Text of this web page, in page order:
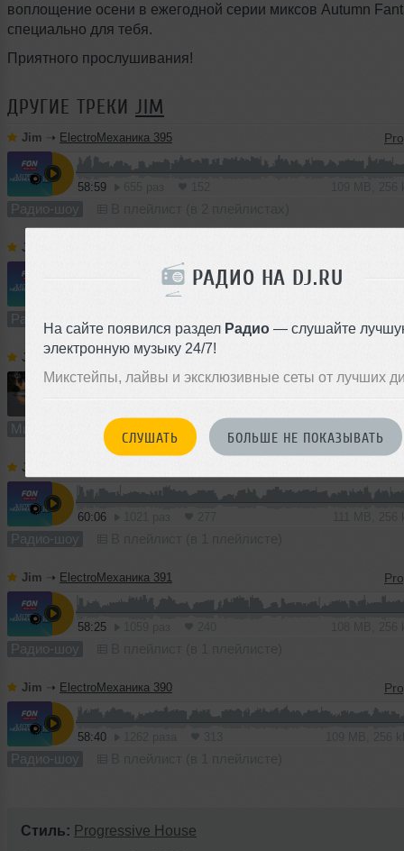
РАДИО НА DJ.RU
На сайте появился раздел Радио — слушайте
электронную музыку 24/7!
Микстейпы, лайвы и эксклюзивные сеты от лучших
СЛУШАТЬ БОЛЬШЕ НЕ ПОКАЗЫВАТЬ
воплощение осени в ежегодной серии миксов Autumn
специально для тебя.
Приятного прослушивания!
ДРУГИЕ ТРЕКИ JIM
Jim ➝ ElectroМеханика 395
58:59
Радио-шоу
Jim
1692 раза
Радио-шоу
Jim ➝Summer Lights 2026
Микс В плейлист (в 3 плейлистах)
Jim
60:06
Радио-шоу
Jim ➝ ElectroМеханика 391
58:25
Радио-шоу
Jim ➝ ElectroМеханика 390
58:40
Радио-шоу
Стиль: Progressive House